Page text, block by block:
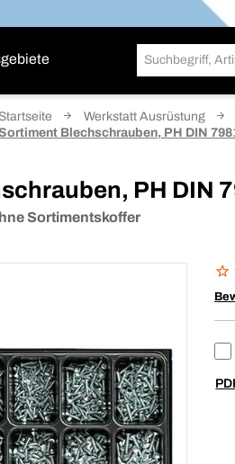
Werkstatt Ausrüstung
Blechschrauben, PH DIN
PH DIN
Sortimentskoffer